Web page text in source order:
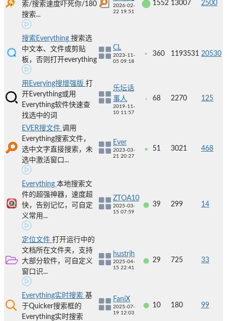
索/搜索速度吓死你/180
搜索...
2026-02-
22 19:51
1552 13007 2500
搜索Everything 搜索选
中文本、文件或剪贴
板，否则打开everything
CL
2023-11-
05 09:18
360 1193531 20530
用Everying搜增强版 打
开Everything或用
Everything软件快速查
找选中的词
乐坛话
事人
2019-11-
10 11:57
68 2270 125
EVER搜文件 调用
Everything搜索文件，
选中文字直接搜索，未
选中激活窗口...
Ever
2023-03-
21 20:27
51 3021 468
Everything 本地搜索文
件的超强神器，速度超
快，告别记忆，可自定
义常用...
ZTOA10
2025-03-
15 07:59
39 299 14
定位文件 打开运行中的
文档所在文件夹，支持
大部分软件，可自定义
窗口识...
hustrjh
2025-04-
15 22:41
29 725 33
Everything实时搜索 基
于Quicker搜索框的
Everything实时搜索
FaniX
2025-07-
19 12:03
10 180 99